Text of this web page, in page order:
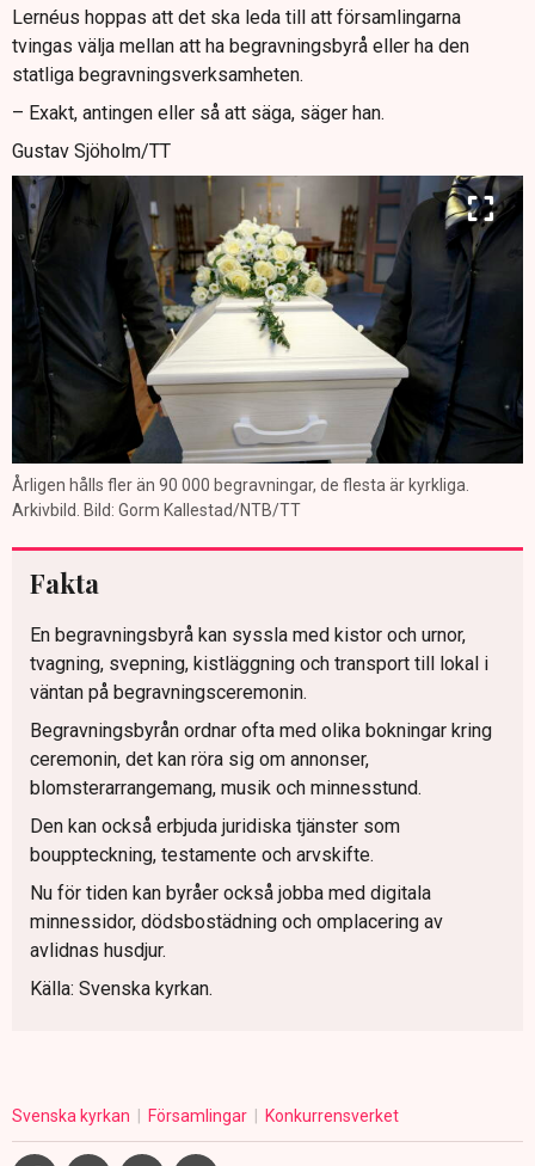
Lernéus hoppas att det ska leda till att församlingarna
tvingas välja mellan att ha begravningsbyrå eller ha den
statliga begravningsverksamheten.
– Exakt, antingen eller så att säga, säger han.
Gustav Sjöholm/TT
Årligen hålls fler än 90 000 begravningar, de flesta är kyrkliga.
Arkivbild. Bild: Gorm Kallestad/NTB/TT
Fakta
En begravningsbyrå kan syssla med kistor och urnor,
tvagning, svepning, kistläggning och transport till lokal i
väntan på begravningsceremonin.
Begravningsbyrån ordnar ofta med olika bokningar kring
ceremonin, det kan röra sig om annonser,
blomsterarrangemang, musik och minnesstund.
Den kan också erbjuda juridiska tjänster som
bouppteckning, testamente och arvskifte.
Nu för tiden kan byråer också jobba med digitala
minnessidor, dödsbostädning och omplacering av
avlidnas husdjur.
Källa: Svenska kyrkan.
Svenska kyrkan Församlingar Konkurrensverket